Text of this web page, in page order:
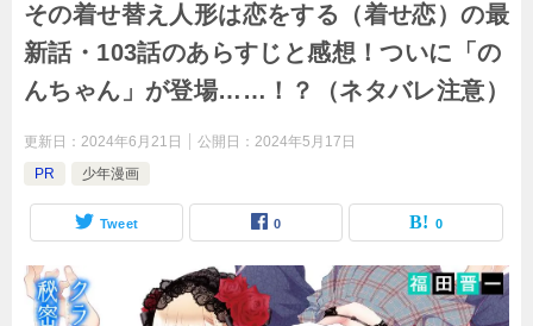
その着せ替え人形は恋をする（着せ恋）の最
新話・103話のあらすじと感想！ついに「の
んちゃん」が登場……！？（ネタバレ注意）
更新日： 2024年6月21日 公開日： 2024年5月17日
PR
少年漫画
Tweet 0 0